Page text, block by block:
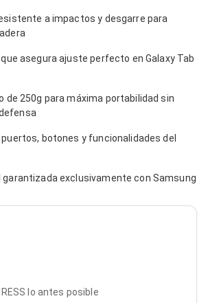
a impactos y desgarre para
que asegura ajuste perfecto en Galaxy Tab
de 250g para máxima portabilidad sin
botones y funcionalidades del
garantizada exclusivamente con Samsung
lo antes posible